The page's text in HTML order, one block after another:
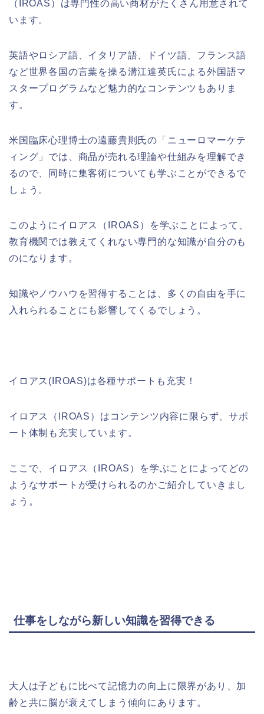
（ IROAS ）は専門性の高い商材がたくさん用意されて
います。
英語やロシア語、イタリア語、ドイツ語、フランス語
など世界各国の言葉を操る溝江達英氏による外国語マ
スタープログラムなど魅力的なコンテンツもありま
す。
米国臨床心理博士の遠藤貴則氏の「ニューロマーケテ
ィング」では、商品が売れる理論や仕組みを理解でき
るので、同時に集客術についても学ぶことができるで
しょう。
このようにイロアス（ IROAS ）を学ぶことによって、
教育機関では教えてくれない専門的な知識が自分のも
のになります。
知識やノウハウを習得することは、多くの自由を手に
入れられることにも影響してくるでしょう。
イロアス (IROAS)は各種サポートも充実！
イロアス（ IROAS ）はコンテンツ内容に限らず、サポ
ート体制も充実しています。
ここで、イロアス（ IROAS ）を学ぶことによってどの
ようなサポートが受けられるのかご紹介していきまし
ょう。
仕事をしながら新しい知識を習得できる
大人は子どもに比べて記憶力の向上に限界があり、加
齢と共に脳が衰えてしまう傾向にあります。